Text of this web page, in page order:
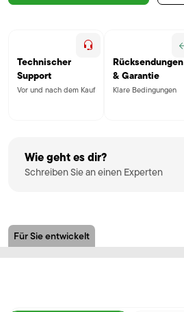
Technischer
Support
Vor und nach dem Kauf
Rücksendungen
& Garantie
Klare Bedingungen
Wie geht es dir?
Schreiben Sie an einen Experten
Für Sie entwickelt